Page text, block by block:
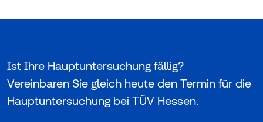
Ist Ihre Hauptuntersuchung fällig?
Vereinbaren Sie gleich heute den Termin für die
Hauptuntersuchung bei TÜV Hessen.